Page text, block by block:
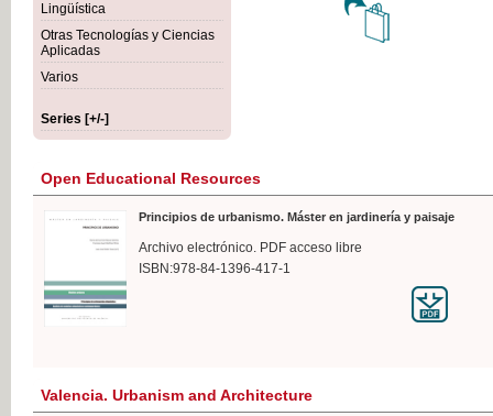
Lingüística
Otras Tecnologías y Ciencias
Aplicadas
Varios
Series [+/-]
Open Educational Resources
Principios de urbanismo. Máster en jardinería y paisaje
Archivo electrónico. PDF acceso libre
ISBN:978-84-1396-417-1
Valencia. Urbanism and Architecture